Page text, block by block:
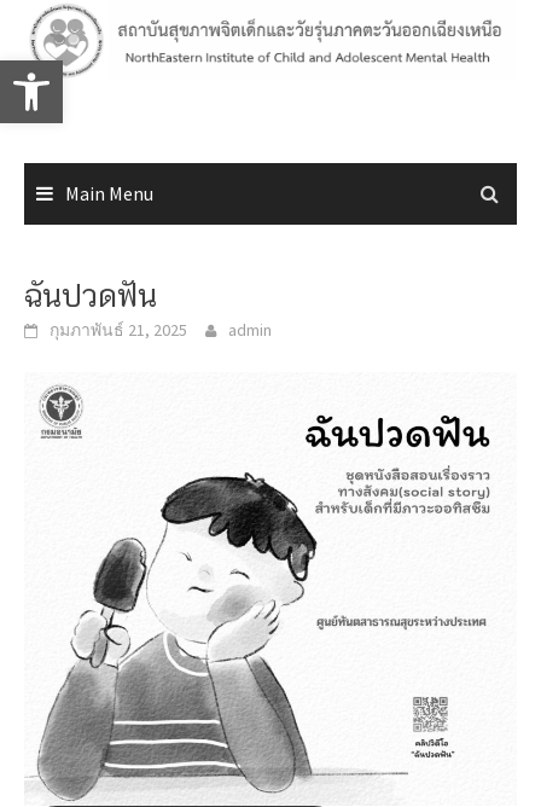
Open toolbar
content
Main Menu
ฉันปวดฟัน
กุมภาพันธ์ 21, 2025 admin